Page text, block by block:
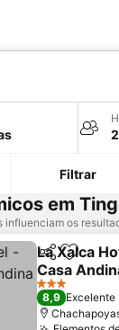
Filtrar
em
influenciam os
Partilhar
La Xalca
Casa
Ver preços
3 Estrelas
8,9 Excelente